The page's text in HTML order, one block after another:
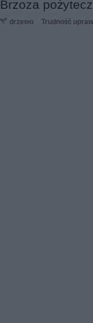
Brzoza
drzewo Trudność